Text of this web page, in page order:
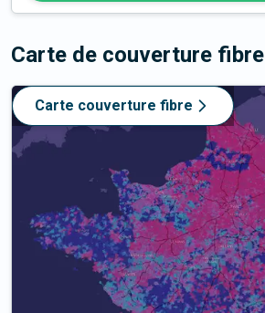
Carte de couverture fibre
Carte couverture fibre